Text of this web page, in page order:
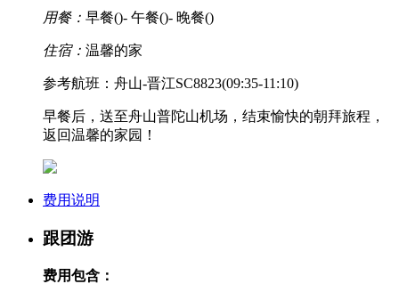
用餐： 早餐()- 午餐()- 晚餐()
住宿： 温馨的家
参考航班：舟山-晋江SC8823(09:35-11:10)
早餐后，送至舟山普陀山机场，结束愉快的朝拜旅程，
返回温馨的家园！
费用说明
跟团游
费用包含：